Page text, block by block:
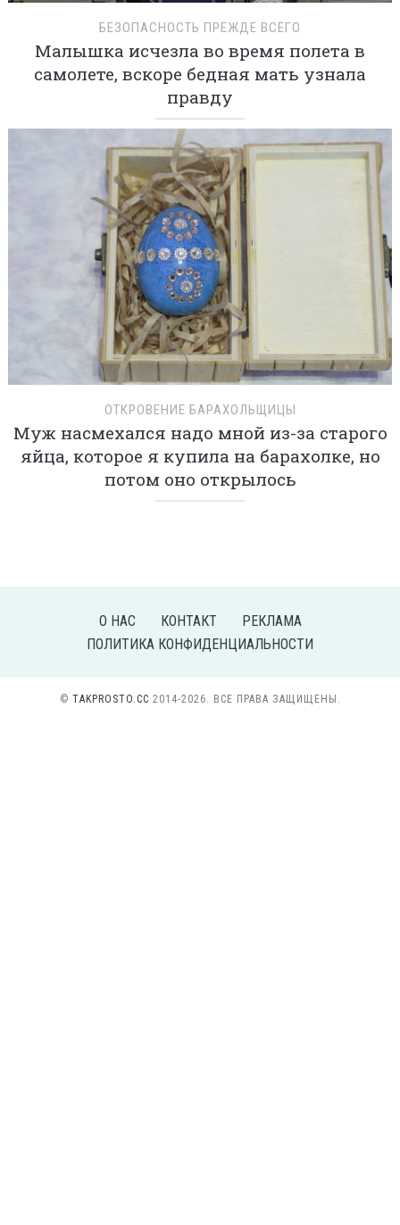
БЕЗОПАСНОСТЬ ПРЕЖДЕ ВСЕГО
Малышка исчезла во время полета в
самолете, вскоре бедная мать узнала
правду
ОТКРОВЕНИЕ БАРАХОЛЬЩИЦЫ
Муж насмехался надо мной из-за старого
яйца, которое я купила на барахолке, но
потом оно открылось
О НАС КОНТАКТ
РЕКЛАМА
ПОЛИТИКА КОНФИДЕНЦИАЛЬНОСТИ
© TAKPROSTO.CC 2014-2026. ВСЕ ПРАВА ЗАЩИЩЕНЫ.